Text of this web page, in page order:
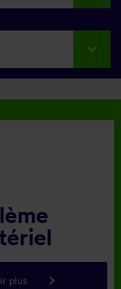
plus keyboard_arrow_right